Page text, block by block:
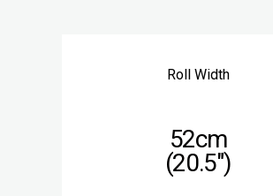
Roll Width
52cm
(20.5″)